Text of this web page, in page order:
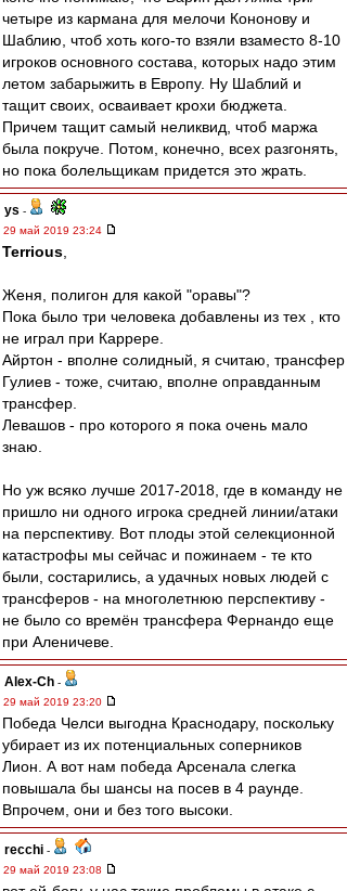
четыре из кармана для мелочи Кононову и
Шаблию, чтоб хоть кого-то взяли взаместо 8-10
игроков основного состава, которых надо этим
летом забарыжить в Европу. Ну Шаблий и
тащит своих, осваивает крохи бюджета.
Причем тащит самый неликвид, чтоб маржа
была покруче. Потом, конечно, всех разгонять,
но пока болельщикам придется это жрать.
ys -
29 май 2019 23:24
Terrious
Женя, полигон для какой "оравы"?
Пока было три человека добавлены из тех , кто
не играл при Каррере.
Айртон - вполне солидный, я считаю, трансфер
Гулиев - тоже, считаю, вполне оправданным
трансфер.
Левашов - про которого я пока очень мало
знаю.
Но уж всяко лучше 2017-2018, где в команду не
пришло ни одного игрока средней линии/атаки
на перспективу. Вот плоды этой селекционной
катастрофы мы сейчас и пожинаем - те кто
были, состарились, а удачных новых людей с
трансферов - на многолетнюю перспективу -
не было со времён трансфера Фернандо еще
при Аленичеве.
Alex-Ch -
29 май 2019 23:20
Победа Челси выгодна Краснодару, поскольку
убирает из их потенциальных соперников
Лион. А вот нам победа Арсенала слегка
повышала бы шансы на посев в 4 раунде.
Впрочем, они и без того высоки.
recchi -
29 май 2019 23:08